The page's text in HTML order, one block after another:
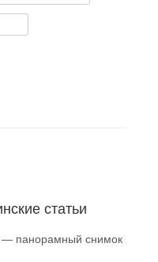
статьи
панорамный снимок